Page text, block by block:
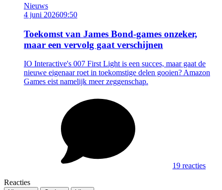
Nieuws
4 juni 202609:50
Toekomst van James Bond-games onzeker,
maar een vervolg gaat verschijnen
IO Interactive's 007 First Light is een succes, maar gaat de
nieuwe eigenaar roet in toekomstige delen gooien? Amazon
Games eist namelijk meer zeggenschap.
19 reacties
Reacties